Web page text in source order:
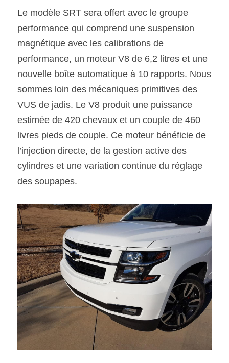
Le modèle SRT sera offert avec le groupe
performance qui comprend une suspension
magnétique avec les calibrations de
performance, un moteur V8 de 6,2 litres et une
nouvelle boîte automatique à 10 rapports. Nous
sommes loin des mécaniques primitives des
VUS de jadis. Le V8 produit une puissance
estimée de 420 chevaux et un couple de 460
livres pieds de couple. Ce moteur bénéficie de
l’injection directe, de la gestion active des
cylindres et une variation continue du réglage
des soupapes.